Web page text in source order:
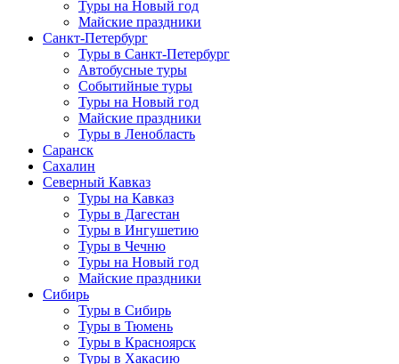
Туры на Новый год
Майские праздники
Санкт-Петербург
Туры в Санкт-Петербург
Автобусные туры
Событийные туры
Туры на Новый год
Майские праздники
Туры в Ленобласть
Саранск
Сахалин
Северный Кавказ
Туры на Кавказ
Туры в Дагестан
Туры в Ингушетию
Туры в Чечню
Туры на Новый год
Майские праздники
Сибирь
Туры в Сибирь
Туры в Тюмень
Туры в Красноярск
Туры в Хакасию